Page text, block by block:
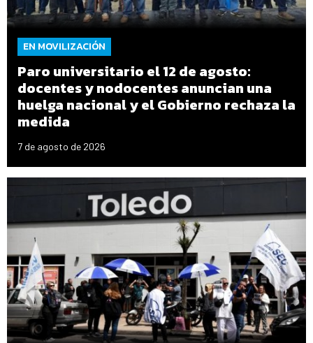
EN MOVILIZACIÓN
Paro universitario el 12 de agosto:
docentes y nodocentes anuncian una
huelga nacional y el Gobierno rechaza la
medida
7 de agosto de 2026